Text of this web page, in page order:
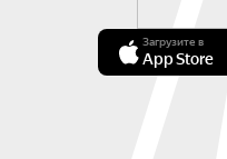
Загрузите в
App Store